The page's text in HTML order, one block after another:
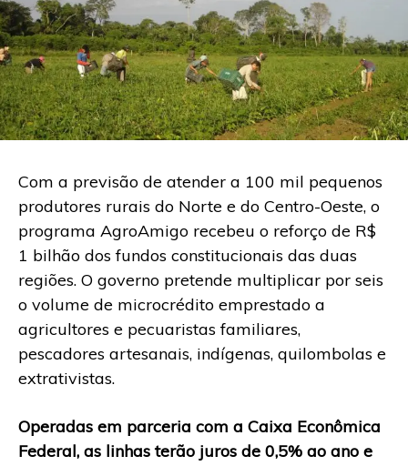
Com a previsão de atender a 100 mil pequenos
produtores rurais do Norte e do Centro-Oeste, o
programa AgroAmigo recebeu o reforço de R$
1 bilhão dos fundos constitucionais das duas
regiões. O governo pretende multiplicar por seis
o volume de microcrédito emprestado a
agricultores e pecuaristas familiares,
pescadores artesanais, indígenas, quilombolas e
extrativistas.
Operadas em parceria com a Caixa Econômica
Federal, as linhas terão juros de 0,5% ao ano e